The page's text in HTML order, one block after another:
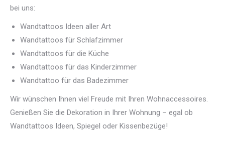
bei uns:
Wandtattoos Ideen aller Art
Wandtattoos für Schlafzimmer
Wandtattoos für die Küche
Wandtattoos für das Kinderzimmer
Wandtattoo für das Badezimmer
Wir wünschen Ihnen viel Freude mit Ihren Wohnaccessoires.
Genießen Sie die Dekoration in Ihrer Wohnung – egal ob
Wandtattoos Ideen, Spiegel oder Kissenbezüge!